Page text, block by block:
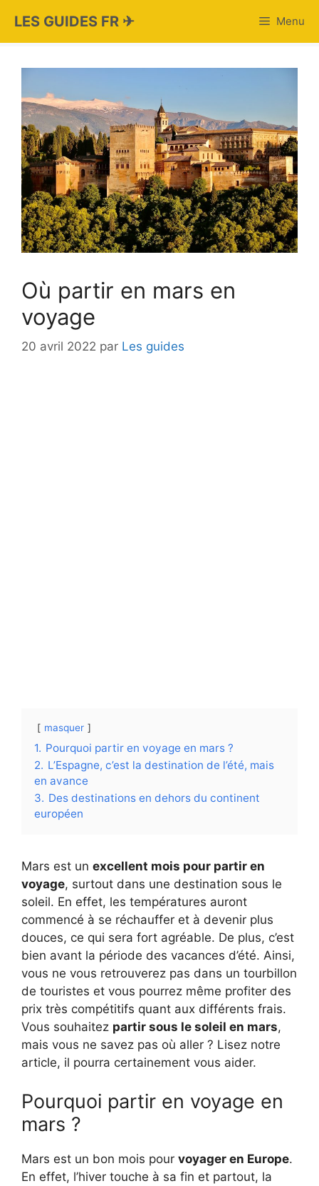
contenu
LES GUIDES FR ✈ Menu
Où partir en mars en
voyage
20 avril 2022 par Les guides
masquer
1. Pourquoi partir en voyage en mars ?
2. L’Espagne, c’est la destination de l’été, mais
en avance
3. Des destinations en dehors du continent
européen
Mars est un excellent mois pour partir en
voyage, surtout dans une destination sous le
soleil. En effet, les températures auront
commencé à se réchauffer et à devenir plus
douces, ce qui sera fort agréable. De plus, c’est
bien avant la période des vacances d’été. Ainsi,
vous ne vous retrouverez pas dans un tourbillon
de touristes et vous pourrez même profiter des
prix très compétitifs quant aux différents frais.
Vous souhaitez partir sous le soleil en mars,
mais vous ne savez pas où aller ? Lisez notre
article, il pourra certainement vous aider.
Pourquoi partir en voyage en
mars ?
Mars est un bon mois pour voyager en Europe.
En effet, l’hiver touche à sa fin et partout, la